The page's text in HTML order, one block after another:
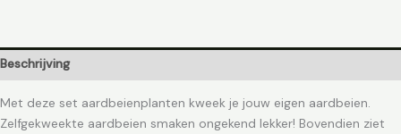
Beschrijving
Met deze set aardbeienplanten kweek je jouw eigen aardbeien.
Zelfgekweekte aardbeien smaken ongekend lekker! Bovendien ziet